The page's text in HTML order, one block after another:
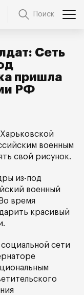
Поиск
Сеть
пришла
РФ
военным
свой рисунок.
из-под
военный
время
красивый
сети